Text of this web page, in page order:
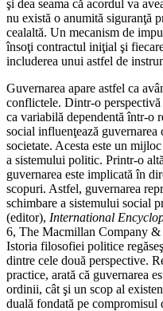
şi dea seama că acordul va
nu există o anumită siguranţă
cealaltă. Un mecanism de
însoţi contractul iniţial şi
includerea unui astfel de
Guvernarea apare astfel ca
conflictele. Dintr-o perspectivă
ca variabilă dependentă într-o
social influenţează
societate. Acesta este un
a sistemului politic. Printr-o
guvernarea este implicată în
scopuri. Astfel, guvernarea
schimbare a sistemului social
(editor), International
6, The Macmillan Company &
Istoria filosofiei politice
dintre cele două perspective.
practice, arată că guvernarea
ordinii, cât şi un scop al
duală fondată pe compromisul